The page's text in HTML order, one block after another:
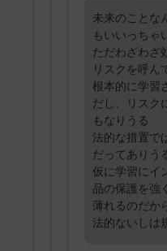
未来のことな
もいいっちゃ
ただわざわざ
リスクを呼ん
根本的に学習
だし、リスク
もなりうる
法的な措置で
だってありう
仮に学習にイ
品の保護を強
薄れるのだか
法的ないしは